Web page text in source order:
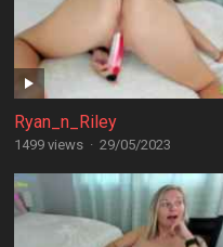
Ryan_n_Riley
1499 views · 29/05/2023